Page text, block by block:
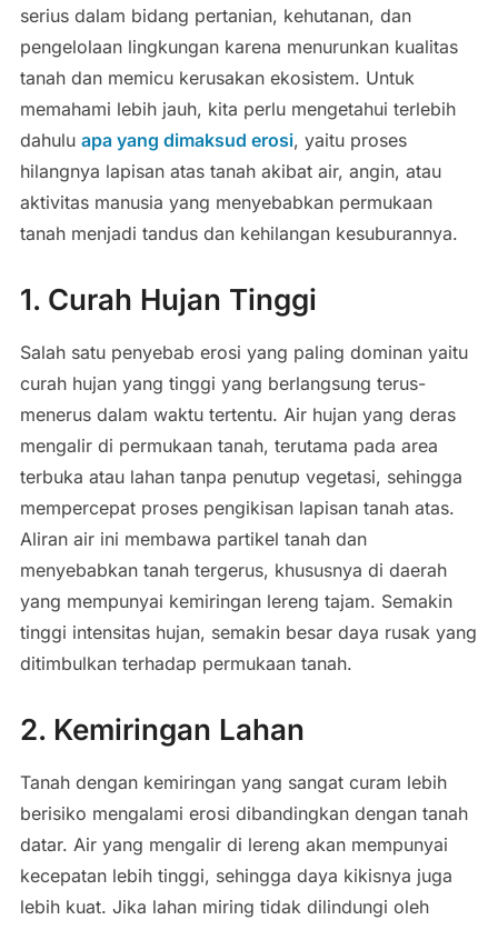
serius dalam bidang pertanian, kehutanan, dan
pengelolaan lingkungan karena menurunkan kualitas
tanah dan memicu kerusakan ekosistem. Untuk
memahami lebih jauh, kita perlu mengetahui terlebih
dahulu apa yang dimaksud erosi, yaitu proses
hilangnya lapisan atas tanah akibat air, angin, atau
aktivitas manusia yang menyebabkan permukaan
tanah menjadi tandus dan kehilangan kesuburannya.
1. Curah Hujan Tinggi
Salah satu penyebab erosi yang paling dominan yaitu
curah hujan yang tinggi yang berlangsung terus-
menerus dalam waktu tertentu. Air hujan yang deras
mengalir di permukaan tanah, terutama pada area
terbuka atau lahan tanpa penutup vegetasi, sehingga
mempercepat proses pengikisan lapisan tanah atas.
Aliran air ini membawa partikel tanah dan
menyebabkan tanah tergerus, khususnya di daerah
yang mempunyai kemiringan lereng tajam. Semakin
tinggi intensitas hujan, semakin besar daya rusak yang
ditimbulkan terhadap permukaan tanah.
2. Kemiringan Lahan
Tanah dengan kemiringan yang sangat curam lebih
berisiko mengalami erosi dibandingkan dengan tanah
datar. Air yang mengalir di lereng akan mempunyai
kecepatan lebih tinggi, sehingga daya kikisnya juga
lebih kuat. Jika lahan miring tidak dilindungi oleh